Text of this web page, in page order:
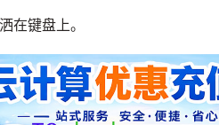
在键盘上。